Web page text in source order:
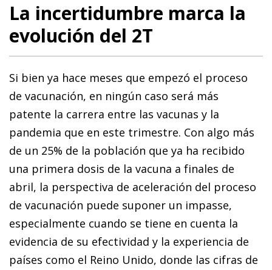
La incertidumbre marca la
evolución del 2T
Si bien ya hace meses que empezó el proceso
de vacunación, en ningún caso será más
patente la carrera entre las vacunas y la
pandemia que en este trimestre. Con algo más
de un 25% de la población que ya ha recibido
una primera dosis de la vacuna a finales de
abril, la perspectiva de aceleración del proceso
de vacunación puede suponer un impasse,
especialmente cuando se tiene en cuenta la
evidencia de su efectividad y la experiencia de
países como el Reino Unido, donde las cifras de